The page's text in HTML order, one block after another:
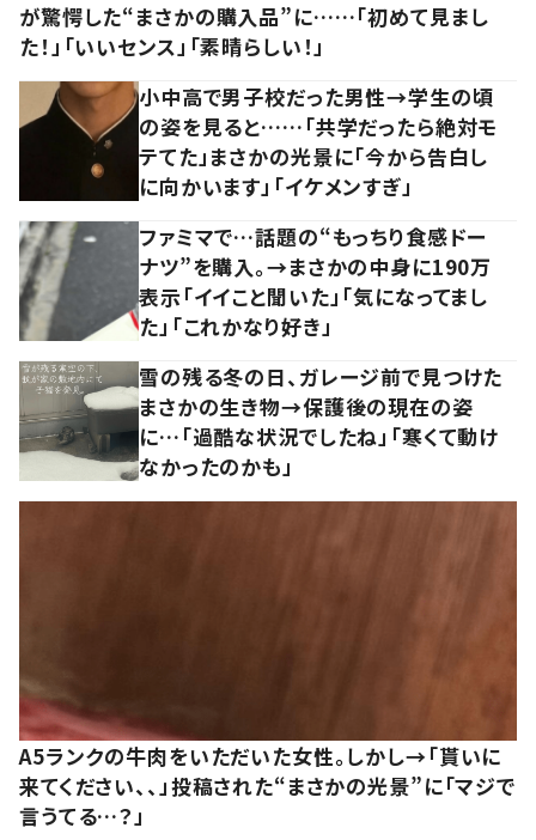
が驚愕した“まさかの購入品”に……「初めて見まし
た！」「いいセンス」「素晴らしい！」
小中高で男子校だった男性→学生の頃
の姿を見ると……「共学だったら絶対モ
テてた」まさかの光景に「今から告白し
に向かいます」「イケメンすぎ」
ファミマで…話題の“もっちり食感ドー
ナツ”を購入。→まさかの中身に190万
表示「イイこと聞いた」「気になってまし
た」「これかなり好き」
雪の残る冬の日、ガレージ前で見つけた
まさかの生き物→保護後の現在の姿
に…「過酷な状況でしたね」「寒くて動け
なかったのかも」
A5ランクの牛肉をいただいた女性。しかし→「貰いに
来てください、、」投稿された“まさかの光景”に「マジで
言うてる…？」